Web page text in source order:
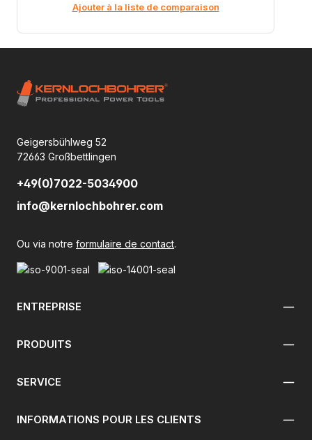
Ajouter à la liste de comparaison
Geigersbühlweg 52
72663 Großbettlingen
+49(0)7022-5034900
info@kernlochbohrer.com
Ou via notre formulaire de contact.
ENTREPRISE
PRODUITS
SERVICE
INFORMATIONS POUR LES CLIENTS